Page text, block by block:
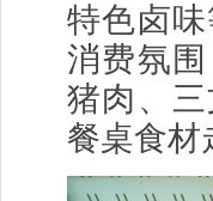
特色卤
消费氛
猪肉、
餐桌食材